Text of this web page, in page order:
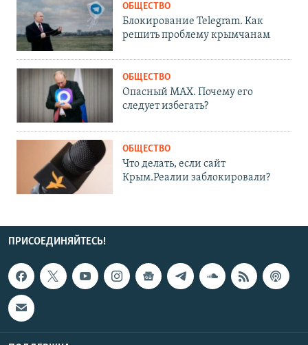
ОБЩЕСТВО
Блокирование Telegram. Как
решить проблему крымчанам
ОБЩЕСТВО
Опасный MAX. Почему его
следует избегать?
ОБЩЕСТВО
Что делать, если сайт
Крым.Реалии заблокировали?
ПРИСОЕДИНЯЙТЕСЬ!